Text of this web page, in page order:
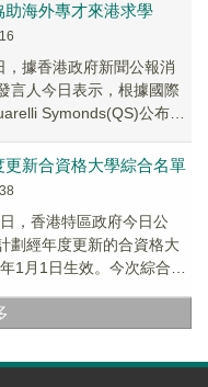
海外專才來港求學
，據香港政府新聞公報消
言人今日表示，根據國際
Symonds(QS)公布的
新合資格大學綜合名單
，香港特區政府今日公
劃經年度更新的合資格大
1月1日生效。今次綜合名